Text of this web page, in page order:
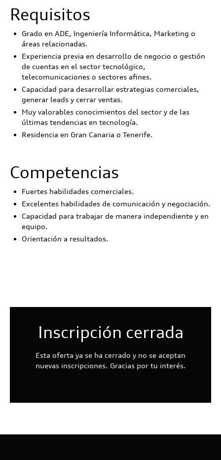
Requisitos
Grado en ADE, Ingeniería Informática, Marketing o
áreas relacionadas.
Experiencia previa en desarrollo de negocio o gestión
de cuentas en el sector tecnológico,
telecomunicaciones o sectores afines.
Capacidad para desarrollar estrategias comerciales,
generar leads y cerrar ventas.
Muy valorables conocimientos del sector y de las
últimas tendencias en tecnología.
Residencia en Gran Canaria o Tenerife.
Competencias
Fuertes habilidades comerciales.
Excelentes habilidades de comunicación y negociación.
Capacidad para trabajar de manera independiente y en
equipo.
Orientación a resultados.
Inscripción cerrada
Esta oferta ya se ha cerrado y no se aceptan
nuevas inscripciones. Gracias por tu interés.